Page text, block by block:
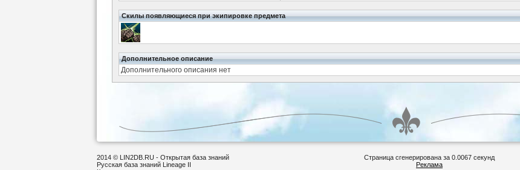
Скилы появляющиеся при экипировке предмета
Дополнительное описание
Дополнительного описания нет
2014 © LIN2DB.RU - Открытая база знаний
Русская база знаний Lineage II
Страница сгенерирована за 0.0067 секунд
Реклама